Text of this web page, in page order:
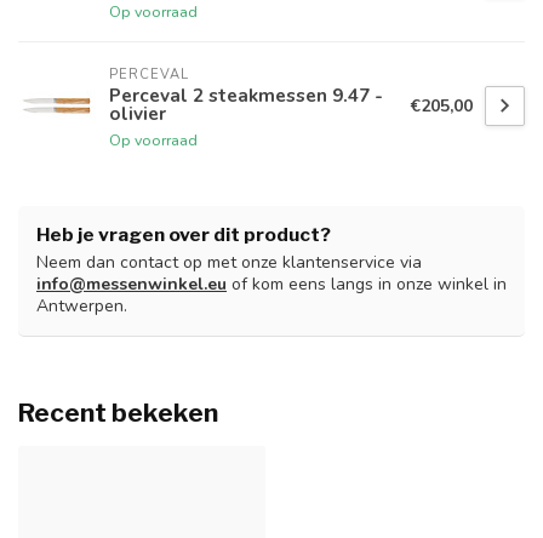
Op voorraad
PERCEVAL
Perceval 2 steakmessen 9.47 -
olivier
Op voorraad
€205,00
Heb je vragen over dit product?
Neem dan contact op met onze klantenservice via
info@messenwinkel.eu of kom eens langs in onze winkel in
Antwerpen.
Recent bekeken